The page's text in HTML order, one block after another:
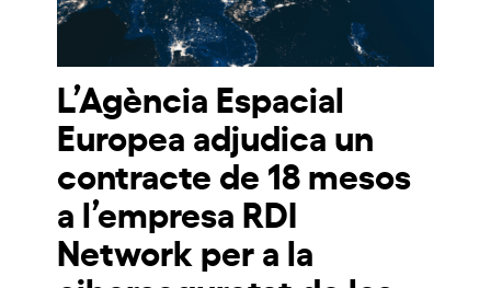
L’Agència Espacial
Europea adjudica un
contracte de 18 mesos
a l’empresa RDI
Network per a la